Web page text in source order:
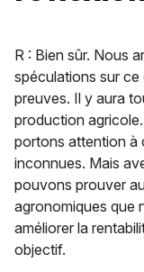
R : Bien sûr. Nous
spéculations sur
preuves. Il y aura
production
portons attention à
inconnues. Mais
pouvons prouver
agronomiques que
améliorer la
objectif.